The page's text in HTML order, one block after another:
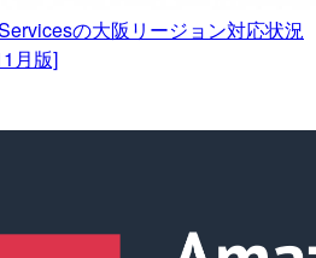
の大阪リージョン対応状況
月版]